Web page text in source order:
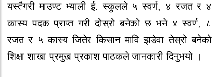
यस्तैगरी माउण्ट भ्याली ई. स्कुलले ५ स्वर्ण, ४ रजत र ४
कास्य पदक प्राप्त गरी दोस्रो बनेको छ भने ४ स्वर्ण, ८
रजत र ५ कास्य जितेर किसान मावि झडेवा तेस्रो बनेको
शिक्षा शाखा प्रमुख प्रकाश पाठकले जानकारी दिनुभयो ।